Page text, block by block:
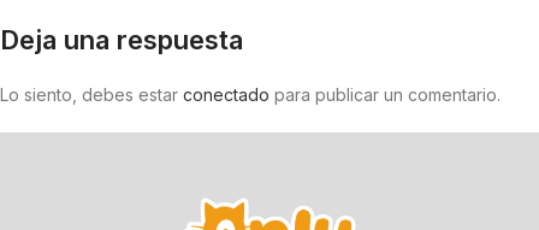
Deja una respuesta
Lo siento, debes estar conectado para publicar un comentario.